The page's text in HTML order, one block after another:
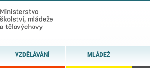
VZDĚLÁVÁNÍ MLÁDEŽ